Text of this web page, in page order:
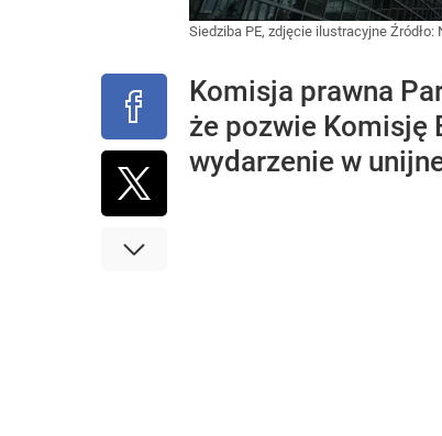
Siedziba PE, zdjęcie ilustracyjne Źródło:
Komisja prawna
że pozwie Komisję
wydarzenie w